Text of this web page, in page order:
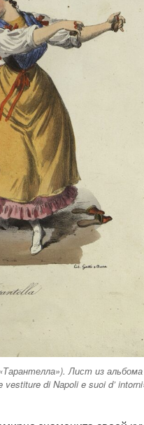
Лист из альбома
di Napoli e suoi d’